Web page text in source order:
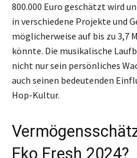
800.000 Euro geschätzt wird
in verschiedene Projekte und
möglicherweise auf bis zu 3,7
könnte. Die musikalische
nicht nur sein persönliches
auch seinen bedeutenden
Hop-Kultur.
Eko Fresh 2024?